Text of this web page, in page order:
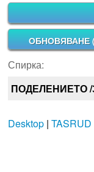
ОБНОВЯВАНЕ
Спирка:
ПОДЕЛЕНИЕТО /
Desktop| TASRUD